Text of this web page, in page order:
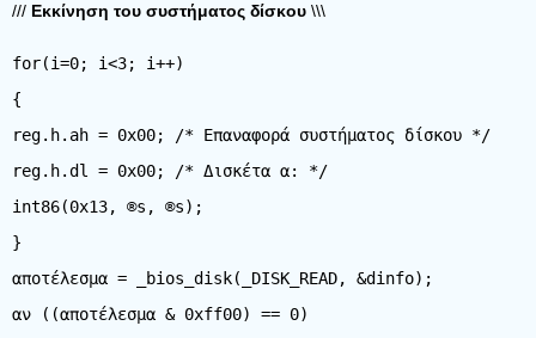
/// Εκκίνηση του συστήματος δίσκου \\\
for(i=0; i<3; i++)
{
reg.h.ah = 0x00; /* Επαναφορά συστήματος δίσκου */
reg.h.dl = 0x00; /* Δισκέτα α: */
int86(0x13, ®s, ®s);
}
αποτέλεσμα = _bios_disk(_DISK_READ, &dinfo);
αν ((αποτέλεσμα & 0xff00) == 0)